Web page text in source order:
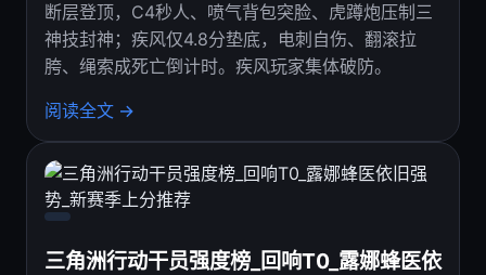
断层登顶，C4秒人、喷气背包突脸、虎蹲炮压制三
神技封神；疾风仅4.8分垫底，电刺自伤、翻滚拉
胯、绳索成死亡倒计时。疾风玩家集体破防。
阅读全文 →
三角洲行动干员强度榜_回响T0_露娜蜂医依